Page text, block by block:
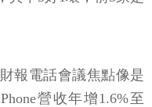
報電話會議焦點像是
營收年增1.6%至